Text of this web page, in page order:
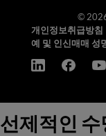
©
개인정보취급방침
예 및 인신매매 성
선제적인